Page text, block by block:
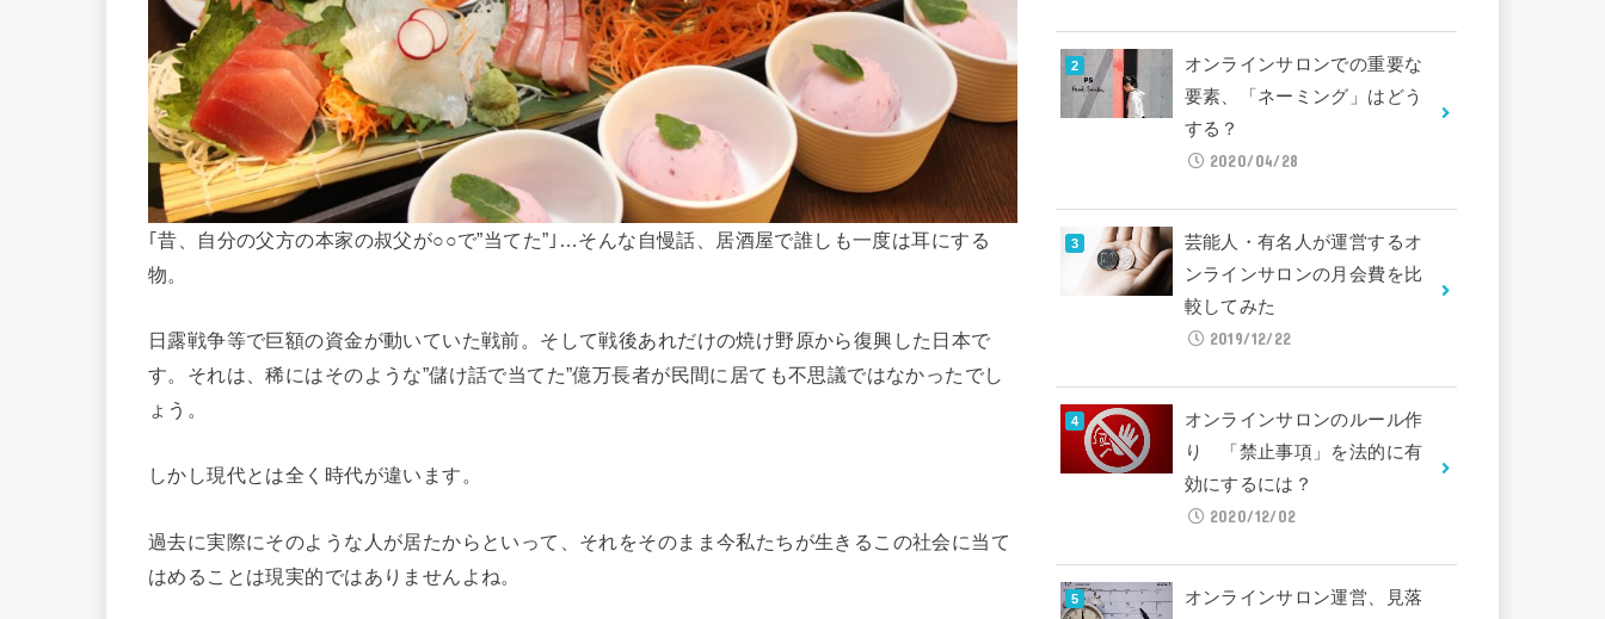
｢昔、自分の父方の本家の叔父が○○で”当てた”｣…そんな自慢話、居酒屋で誰しも一度は耳にする
物。
日露戦争等で巨額の資金が動いていた戦前。そして戦後あれだけの焼け野原から復興した日本で
す。それは、稀にはそのような”儲け話で当てた”億万長者が民間に居ても不思議ではなかったでし
ょう。
しかし現代とは全く時代が違います。
過去に実際にそのような人が居たからといって、それをそのまま今私たちが生きるこの社会に当て
はめることは現実的ではありませんよね。
オンラインサロンでの重要な
要素、「ネーミング」はどう
する？
2020/04/28
芸能人・有名人が運営するオ
ンラインサロンの月会費を比
較してみた
2019/12/22
オンラインサロンのルール作
り 「禁止事項」を法的に有
効にするには？
2020/12/02
オンラインサロン運営、見落